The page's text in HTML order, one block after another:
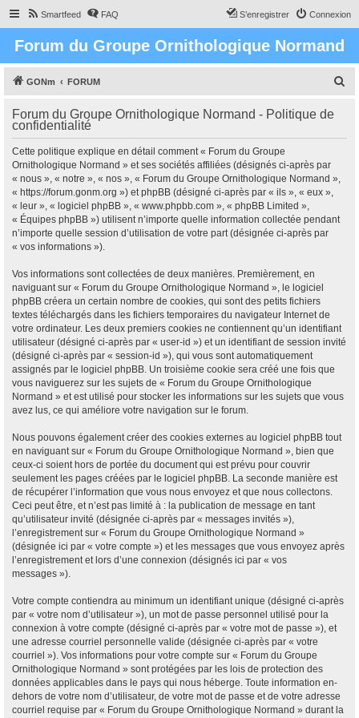
Smartfeed FAQ Connexion
S’enregistrer
Forum du Groupe Ornithologique Normand
GONm FORUM
h
Forum du Groupe Ornithologique Normand - Politique de
confidentialité
Cette politique explique en détail comment « Forum du Groupe
Ornithologique Normand » et ses sociétés affiliées (désignés ci-après par
« nous », « notre », « nos », « Forum du Groupe Ornithologique Normand »,
« https://forum.gonm.org ») et phpBB (désigné ci-après par « ils », « eux »,
« leur », « logiciel phpBB », « www.phpbb.com », « phpBB Limited »,
« Équipes phpBB ») utilisent n’importe quelle information collectée pendant
n’importe quelle session d’utilisation de votre part (désignée ci-après par
« vos informations »).
Vos informations sont collectées de deux manières. Premièrement, en
naviguant sur « Forum du Groupe Ornithologique Normand », le logiciel
phpBB créera un certain nombre de cookies, qui sont des petits fichiers
textes téléchargés dans les fichiers temporaires du navigateur Internet de
votre ordinateur. Les deux premiers cookies ne contiennent qu’un identifiant
utilisateur (désigné ci-après par « user-id ») et un identifiant de session invité
(désigné ci-après par « session-id »), qui vous sont automatiquement
assignés par le logiciel phpBB. Un troisième cookie sera créé une fois que
vous naviguerez sur les sujets de « Forum du Groupe Ornithologique
Normand » et est utilisé pour stocker les informations sur les sujets que vous
avez lus, ce qui améliore votre navigation sur le forum.
Nous pouvons également créer des cookies externes au logiciel phpBB tout
en naviguant sur « Forum du Groupe Ornithologique Normand », bien que
ceux-ci soient hors de portée du document qui est prévu pour couvrir
seulement les pages créées par le logiciel phpBB. La seconde manière est
de récupérer l’information que vous nous envoyez et que nous collectons.
Ceci peut être, et n’est pas limité à : la publication de message en tant
qu’utilisateur invité (désignée ci-après par « messages invités »),
l’enregistrement sur « Forum du Groupe Ornithologique Normand »
(désignée ici par « votre compte ») et les messages que vous envoyez après
l’enregistrement et lors d’une connexion (désignés ici par « vos
messages »).
Votre compte contiendra au minimum un identifiant unique (désigné ci-après
par « votre nom d’utilisateur »), un mot de passe personnel utilisé pour la
connexion à votre compte (désigné ci-après par « votre mot de passe »), et
une adresse courriel personnelle valide (désignée ci-après par « votre
courriel »). Vos informations pour votre compte sur « Forum du Groupe
Ornithologique Normand » sont protégées par les lois de protection des
données applicables dans le pays qui nous héberge. Toute information en-
dehors de votre nom d’utilisateur, de votre mot de passe et de votre adresse
courriel requise par « Forum du Groupe Ornithologique Normand » durant la